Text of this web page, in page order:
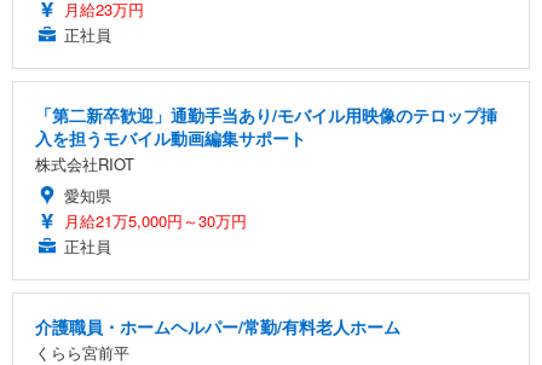
月給23万円
正社員
「第二新卒歓迎」通勤手当あり/モバイル用映像のテロップ挿
入を担うモバイル動画編集サポート
株式会社RIOT
愛知県
月給21万5,000円～30万円
正社員
介護職員・ホームヘルパー/常勤/有料老人ホーム
くらら宮前平